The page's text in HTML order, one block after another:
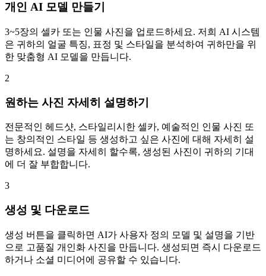
개인 AI 모델 만들기
3~5장의 셀카 또는 인물 사진을 업로드하세요. 저희 AI 시스템
은 귀하의 얼굴 특징, 표정 및 스타일을 분석하여 귀하만을 위
한 맞춤형 AI 모델을 만듭니다.
2
원하는 사진 자세히 설명하기
전문적인 헤드샷, 스타일리시한 셀카, 예술적인 인물 사진 또
는 창의적인 스타일 등 생성하고 싶은 사진에 대해 자세히 설
명하세요. 설명을 자세히 할수록, 생성된 사진이 귀하의 기대
에 더 잘 부합합니다.
3
생성 및 다운로드
생성 버튼을 클릭하면 AI가 사용자 정의 모델 및 설명을 기반
으로 고품질 개인화 사진을 만듭니다. 생성되면 즉시 다운로드
하거나 소셜 미디어에 공유할 수 있습니다.